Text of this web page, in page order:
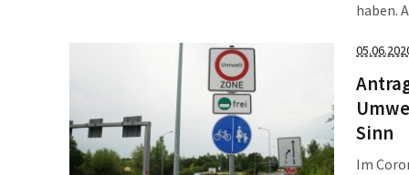
haben.
selbst
der
Sinn
Im